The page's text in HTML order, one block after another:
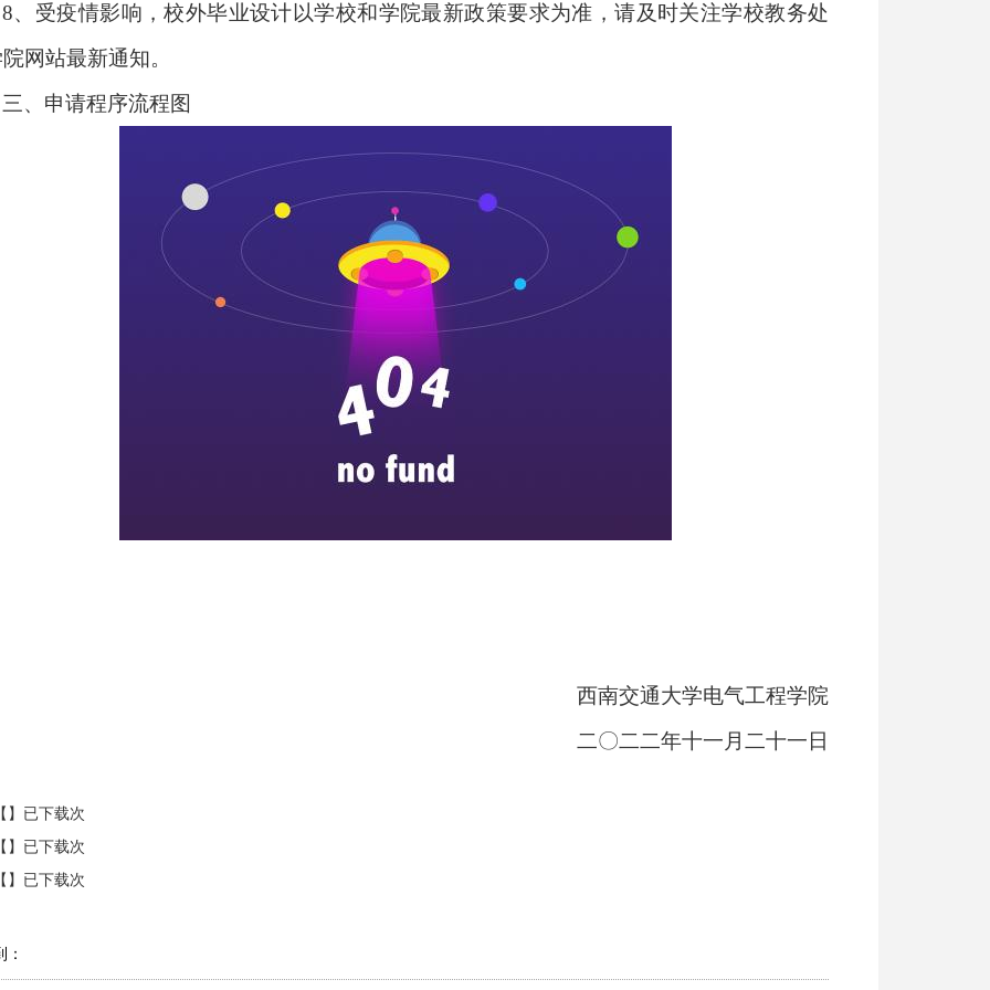
8、受疫情影响，校外毕业设计以学校和学院最新政策要求为准，请及时关注学校教务处
网站最新通知。
三、申请程序流程图
西南交通大学电气工程学院
二〇二二年十一月二十一日
】已下载次
】已下载次
】已下载次